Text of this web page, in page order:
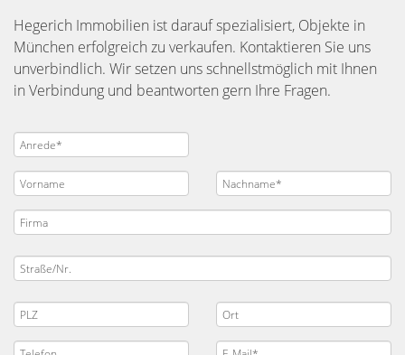
Hegerich Immobilien ist darauf spezialisiert, Objekte in
München erfolgreich zu verkaufen. Kontaktieren Sie uns
unverbindlich. Wir setzen uns schnellstmöglich mit Ihnen
in Verbindung und beantworten gern Ihre Fragen.